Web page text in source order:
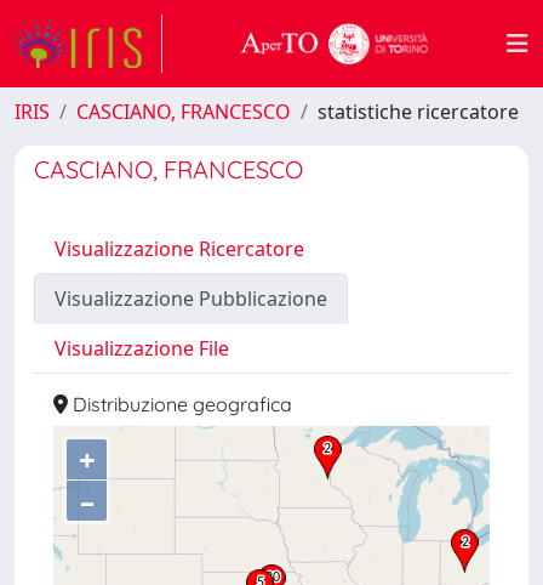
IRIS CASCIANO, FRANCESCO statistiche ricercatore
CASCIANO, FRANCESCO
Visualizzazione Ricercatore
Visualizzazione Pubblicazione
Visualizzazione File
Distribuzione geografica
+
–